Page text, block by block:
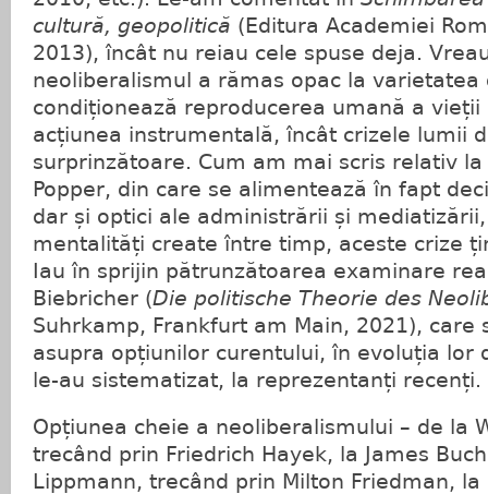
cultură, geopolitică (Editura Academiei
2013), încât nu reiau cele spuse deja.
neoliberalismul a rămas opac la varietatea
condiționează reproducerea umană a vieții
acțiunea instrumentală, încât crizele lumii
surprinzătoare. Cum am mai scris relativ
Popper, din care se alimentează în fapt
dar și optici ale administrării și
mentalități create între timp, aceste crize
Iau în sprijin pătrunzătoarea examinare
Biebricher (Die politische Theorie des
Suhrkamp, Frankfurt am Main, 2021), care
asupra opțiunilor curentului, în evoluția lor
le-au sistematizat, la reprezentanți recenți.
Opțiunea cheie a neoliberalismului – de la
trecând prin Friedrich Hayek, la James
Lippmann, trecând prin Milton Friedman, la